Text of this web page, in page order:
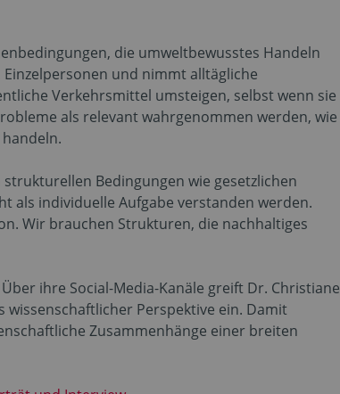
die umweltbewusstes Handeln
und nimmt alltägliche
Verkehrsmittel umsteigen, selbst wenn sie
als relevant wahrgenommen werden, wie
Bedingungen wie gesetzlichen
als individuelle Aufgabe verstanden werden.
Wir brauchen Strukturen, die nachhaltiges
ihre Social-Media-Kanäle greift Dr. Christiane
wissenschaftlicher Perspektive ein. Damit
Zusammenhänge einer breiten